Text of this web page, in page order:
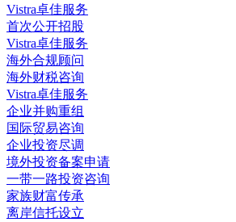
Vistra卓佳服务
首次公开招股
Vistra卓佳服务
海外合规顾问
海外财税咨询
Vistra卓佳服务
企业并购重组
国际贸易咨询
企业投资尽调
境外投资备案申请
一带一路投资咨询
家族财富传承
离岸信托设立